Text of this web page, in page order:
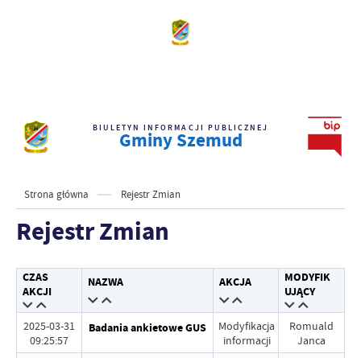
BIULETYN INFORMACJI PUBLICZNEJ
Gminy Szemud
Strona główna Rejestr Zmian
Rejestr Zmian
CZAS
AKCJI
NAZWA AKCJA
MODYFIK
UJĄCY
2025-03-31
09:25:57
Badania ankietowe GUS
Modyfikacja
informacji
Romuald
Janca